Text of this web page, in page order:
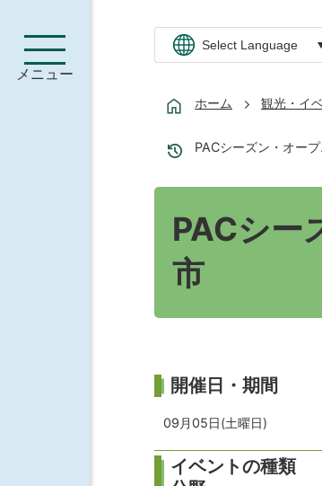
メニュー
ホーム 観光・イ
PACシーズン・オー
PACシー
市
開催日・期間
09月05日(土曜日)
イベントの種類